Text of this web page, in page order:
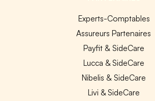
Experts-Comptables
Assureurs Partenaires
Payfit & SideCare
Lucca & SideCare
Nibelis & SideCare
Livi & SideCare